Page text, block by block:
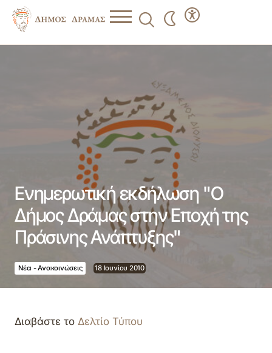
Ενημερωτική εκδήλωση "Ο
Δήμος Δράμας στην Εποχή της
Πράσινης Ανάπτυξης"
Νέα - Ανακοινώσεις 18 Ιουνίου 2010
Διαβάστε το Δελτίο Τύπου